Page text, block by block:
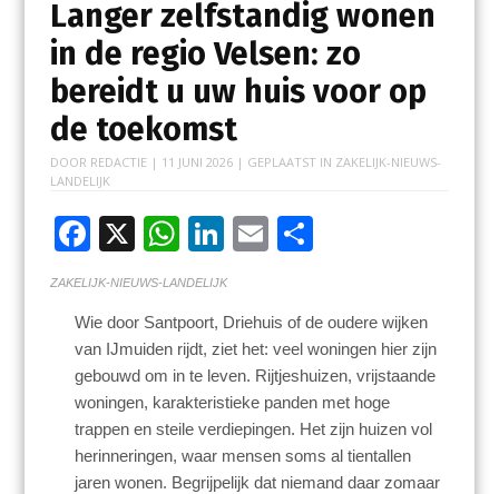
Langer zelfstandig wonen
in de regio Velsen: zo
bereidt u uw huis voor op
de toekomst
DOOR REDACTIE | 11 JUNI 2026| GEPLAATST IN ZAKELIJK-NIEUWS-
LANDELIJK
F
ac
e
b
o
o
k
X W
h
at
s
A
p
p
Li
n
k
e
dI
n
E
ai
l
D
e
n
ZAKELIJK-NIEUWS-LANDELIJK
Wie door Santpoort, Driehuis of de oudere wijken
van IJmuiden rijdt, ziet het: veel woningen hier zijn
gebouwd om in te leven. Rijtjeshuizen, vrijstaande
woningen, karakteristieke panden met hoge
trappen en steile verdiepingen. Het zijn huizen vol
herinneringen, waar mensen soms al tientallen
jaren wonen. Begrijpelijk dat niemand daar zomaar